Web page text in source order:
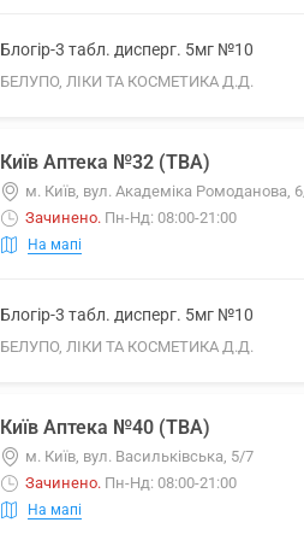
Блогір-3 табл. дисперг. 5мг №10
БЕЛУПО, ЛІКИ ТА КОСМЕТИКА Д.Д.
Київ Аптека №32 (ТВА)
м. Київ, вул. Академіка Ромоданова,
Зачинено. Пн-Нд: 08:00-21:00
На мапі
Блогір-3 табл. дисперг. 5мг №10
БЕЛУПО, ЛІКИ ТА КОСМЕТИКА Д.Д.
Київ Аптека №40 (ТВА)
м. Київ, вул. Васильківська, 5/7
Зачинено. Пн-Нд: 08:00-21:00
На мапі